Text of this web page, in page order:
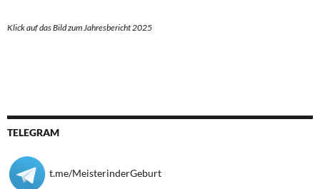
Klick auf das Bild zum Jahresbericht 2025
TELEGRAM
t.me/MeisterinderGeburt